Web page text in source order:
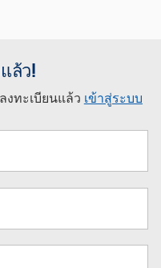
ล้ว!
งทะเบียนแล้ว เข้าสู่ระบบ